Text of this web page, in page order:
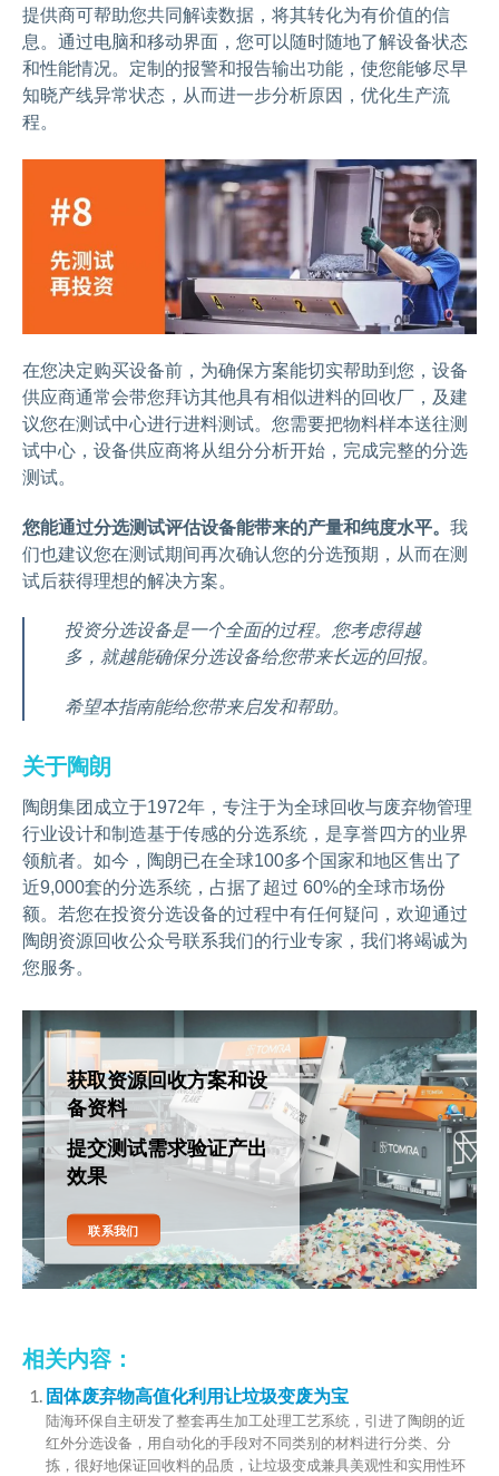
提供商可帮助您共同解读数据，将其转化为有价值的信
息。通过电脑和移动界面，您可以随时随地了解设备状态
和性能情况。定制的报警和报告输出功能，使您能够尽早
知晓产线异常状态，从而进一步分析原因，优化生产流
程。
在您决定购买设备前，为确保方案能切实帮助到您，设备
供应商通常会带您拜访其他具有相似进料的回收厂，及建
议您在测试中心进行进料测试。您需要把物料样本送往测
试中心，设备供应商将从组分分析开始，完成完整的分选
测试。
您能通过分选测试评估设备能带来的产量和纯度水平。 我
们也建议您在测试期间再次确认您的分选预期，从而在测
试后获得理想的解决方案。
投资分选设备是一个全面的过程。您考虑得越
多，就越能确保分选设备给您带来长远的回报。
希望本指南能给您带来启发和帮助。
关于陶朗
陶朗集团成立于1972年，专注于为全球回收与废弃物管理
行业设计和制造基于传感的分选系统，是享誉四方的业界
领航者。如今，陶朗已在全球100多个国家和地区售出了
近9,000套的分选系统，占据了超过 60%的全球市场份
额。若您在投资分选设备的过程中有任何疑问，欢迎通过
陶朗资源回收公众号联系我们的行业专家，我们将竭诚为
您服务。
获取资源回收方案和设
备资料
提交测试需求验证产出
效果
联系我们
相关内容：
固体废弃物高值化利用让垃圾变废为宝
陆海环保自主研发了整套再生加工处理工艺系统，引进了陶朗的近
红外分选设备，用自动化的手段对不同类别的材料进行分类、分
拣，很好地保证回收料的品质，让垃圾变成兼具美观性和实用性环